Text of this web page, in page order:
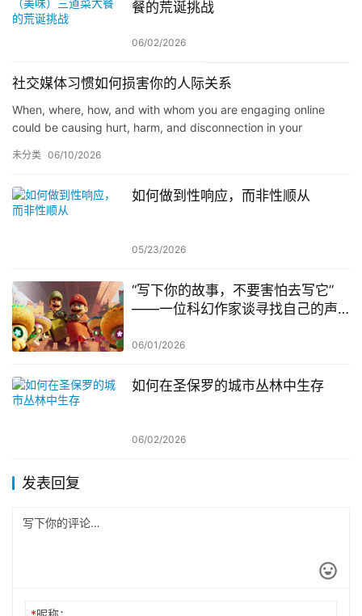
餐的荒诞挑战
06/02/2026
社交媒体习惯如何损害你的人际关系
When, where, how, and with whom you are engaging online
could be causing hurt, harm, and disconnection in your
未分类 06/10/2026
如何做到性响应，而非性顺从
05/23/2026
“写下你的故事，不要害怕去写它”
——一位科幻作家谈寻找自己的声
06/01/2026
如何在圣保罗的城市丛林中生存
06/02/2026
发表回复